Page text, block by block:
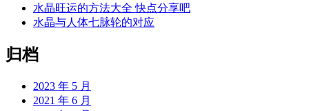
水晶旺运的方法大全 快点分享吧
水晶与人体七脉轮的对应
归档
2023 年 5 月
2021 年 6 月